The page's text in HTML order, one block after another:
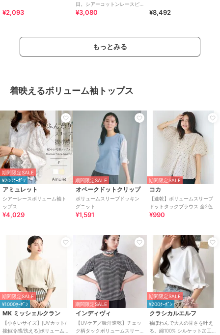
¥2,093
日。シアーコットンレースピ
ンタック袖パフブラウス
¥3,080 ¥8,492
もっとみる
着映えるボリューム袖トップス
期間限定SALE
¥200ｸｰﾎﾟﾝ
アミュレット
シアーレースボリューム袖ト
ップス
¥4,029
期間限定SALE
オペークドットクリップ
ボリュームスリーブドッキン
グニット
¥1,591
期間限定SALE
コカ
【速乾】ボリュームスリーブ
ドットタックブラウス 全2色
¥990
期間限定SALE
¥1000ｸｰﾎﾟﾝ
MK ミッシェルクラン
【小さいサイズ】[UVカット/
接触冷感/洗える]ボリュームス
期間限定SALE
インディヴィ
【UVケア／吸汗速乾】チェッ
ク柄タックボリュームスリー
期間限定SALE
¥200ｸｰﾎﾟﾝ
クラシカルエルフ
袖ぽわんで大人の甘さを叶え
る。綿100% シルケット加工キ